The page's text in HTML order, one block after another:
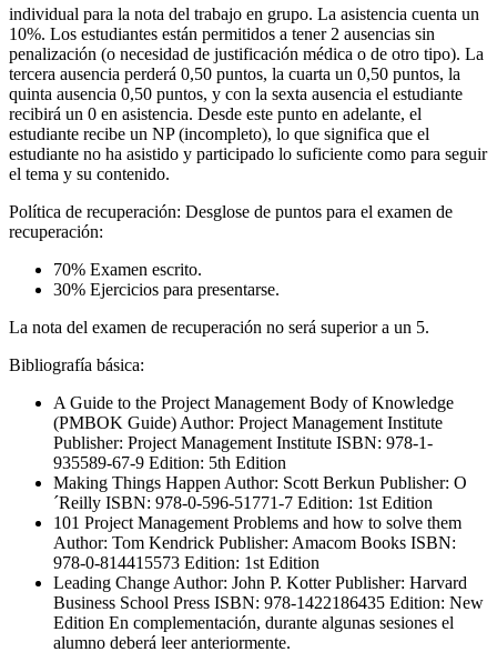
individual para la nota del trabajo en grupo. La asistencia cuenta un
10%. Los estudiantes están permitidos a tener 2 ausencias sin
penalización (o necesidad de justificación médica o de otro tipo). La
tercera ausencia perderá 0,50 puntos, la cuarta un 0,50 puntos, la
quinta ausencia 0,50 puntos, y con la sexta ausencia el estudiante
recibirá un 0 en asistencia. Desde este punto en adelante, el
estudiante recibe un NP (incompleto), lo que significa que el
estudiante no ha asistido y participado lo suficiente como para seguir
el tema y su contenido.
Política de recuperación: Desglose de puntos para el examen de
recuperación:
70% Examen escrito.
30% Ejercicios para presentarse.
La nota del examen de recuperación no será superior a un 5.
Bibliografía básica:
A Guide to the Project Management Body of Knowledge
(PMBOK Guide) Author: Project Management Institute
Publisher: Project Management Institute ISBN: 978-1-
935589-67-9 Edition: 5th Edition
Making Things Happen Author: Scott Berkun Publisher: O
´Reilly ISBN: 978-0-596-51771-7 Edition: 1st Edition
101 Project Management Problems and how to solve them
Author: Tom Kendrick Publisher: Amacom Books ISBN:
978-0-814415573 Edition: 1st Edition
Leading Change Author: John P. Kotter Publisher: Harvard
Business School Press ISBN: 978-1422186435 Edition: New
Edition En complementación, durante algunas sesiones el
alumno deberá leer anteriormente.